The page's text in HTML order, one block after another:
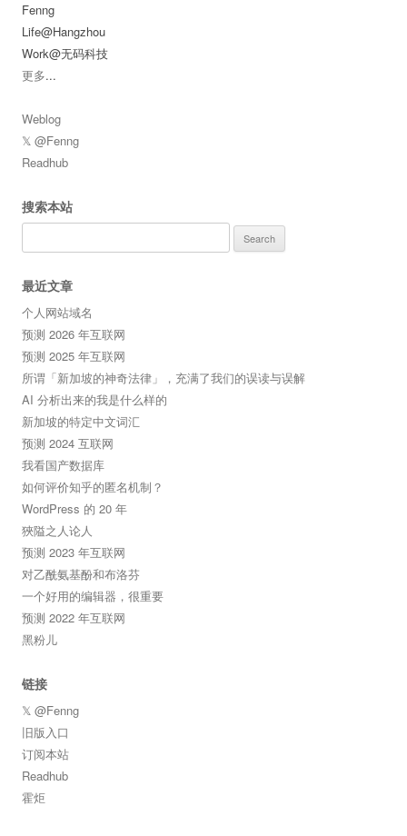
Fenng
Life@Hangzhou
Work@无码科技
更多...
Weblog
𝕏 @Fenng
Readhub
搜索本站
for:
最近文章
个人网站域名
预测 2026 年互联网
预测 2025 年互联网
所谓「新加坡的神奇法律」，充满了我们的误读与误解
AI 分析出来的我是什么样的
新加坡的特定中文词汇
预测 2024 互联网
我看国产数据库
如何评价知乎的匿名机制？
WordPress 的 20 年
狹隘之人论人
预测 2023 年互联网
对乙酰氨基酚和布洛芬
一个好用的编辑器，很重要
预测 2022 年互联网
黑粉儿
链接
𝕏 @Fenng
旧版入口
订阅本站
Readhub
霍炬